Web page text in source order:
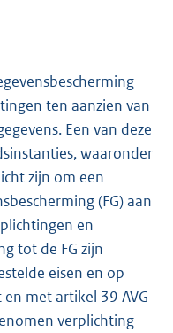
ten aanzien van
Een van deze
waaronder
zijn om een
(FG) aan
en
tot de FG zijn
eisen en op
met artikel 39 AVG
verplichting